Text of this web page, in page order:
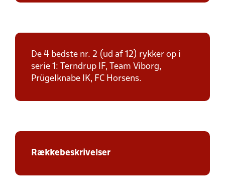
De 4 bedste nr. 2 (ud af 12) rykker op i
serie 1: Terndrup IF, Team Viborg,
Prügelknabe IK, FC Horsens.
Rækkebeskrivelser